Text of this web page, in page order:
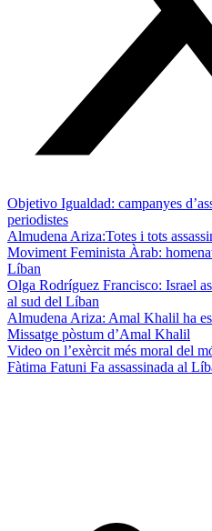
Objetivo Igualdad: campanyes
periodistes
Almudena Ariza:Totes i tots
Moviment Feminista Àrab:
Líban
Olga Rodríguez Francisco: Israel
al sud del Líban
Almudena Ariza: Amal Khalil ha
Missatge pòstum d’Amal Khalil
Video on l’exèrcit més moral del
Fàtima Fatuni Fa assassinada al